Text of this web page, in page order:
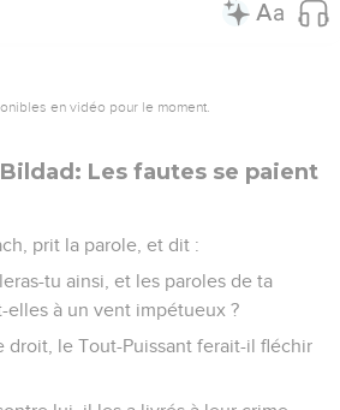
en vidéo pour le moment.
Les fautes se paient
prit la parole, et dit :
tu ainsi, et les paroles de ta
elles à un vent impétueux ?
droit, le Tout-Puissant ferait-il fléchir